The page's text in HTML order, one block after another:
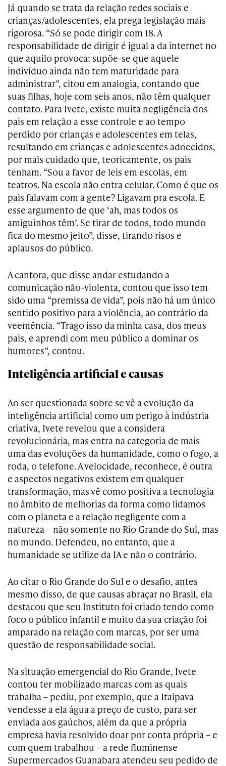
Já quando se trata da relação redes sociais e
crianças/adolescentes, ela prega legislação mais
rigorosa. “Só se pode dirigir com 18. A
responsabilidade de dirigir é igual a da internet no
que aquilo provoca: supõe-se que aquele
indivíduo ainda não tem maturidade para
administrar”, citou em analogia, contando que
suas filhas, hoje com seis anos, não têm qualquer
contato. Para Ivete, existe muita negligência dos
pais em relação a esse controle e ao tempo
perdido por crianças e adolescentes em telas,
resultando em crianças e adolescentes adoecidos,
por mais cuidado que, teoricamente, os pais
tenham. “Sou a favor de leis em escolas, em
teatros. Na escola não entra celular. Como é que os
pais falavam com a gente? Ligavam pra escola. E
esse argumento de que ‘ah, mas todos os
amiguinhos têm’. Se tirar de todos, todo mundo
fica do mesmo jeito”, disse, tirando risos e
aplausos do público.
A cantora, que disse andar estudando a
comunicação não-violenta, contou que isso tem
sido uma “premissa de vida”, pois não há um único
sentido positivo para a violência, ao contrário da
veemência. “Trago isso da minha casa, dos meus
pais, e aprendi com meu público a dominar os
humores”, contou.
Inteligência artificial e causas
Ao ser questionada sobre se vê a evolução da
inteligência artificial como um perigo à indústria
criativa, Ivete revelou que a considera
revolucionária, mas entra na categoria de mais
uma das evoluções da humanidade, como o fogo, a
roda, o telefone. A velocidade, reconhece, é outra
e aspectos negativos existem em qualquer
transformação, mas vê como positiva a tecnologia
no âmbito de melhorias da forma como lidamos
com o planeta e a relação negligente com a
natureza – não somente no Rio Grande do Sul, mas
no mundo. Defendeu, no entanto, que a
humanidade se utilize da IA e não o contrário.
Ao citar o Rio Grande do Sul e o desafio, antes
mesmo disso, de que causas abraçar no Brasil, ela
destacou que seu Instituto foi criado tendo como
foco o público infantil e muito da sua criação foi
amparado na relação com marcas, por ser uma
questão de responsabilidade social.
Na situação emergencial do Rio Grande, Ivete
contou ter mobilizado marcas com as quais
trabalha – pediu, por exemplo, que a Itaipava
vendesse a ela água a preço de custo, para ser
enviada aos gaúchos, além da que a própria
empresa havia resolvido doar por conta própria – e
com quem trabalhou – a rede fluminense
Supermercados Guanabara atendeu seu pedido de